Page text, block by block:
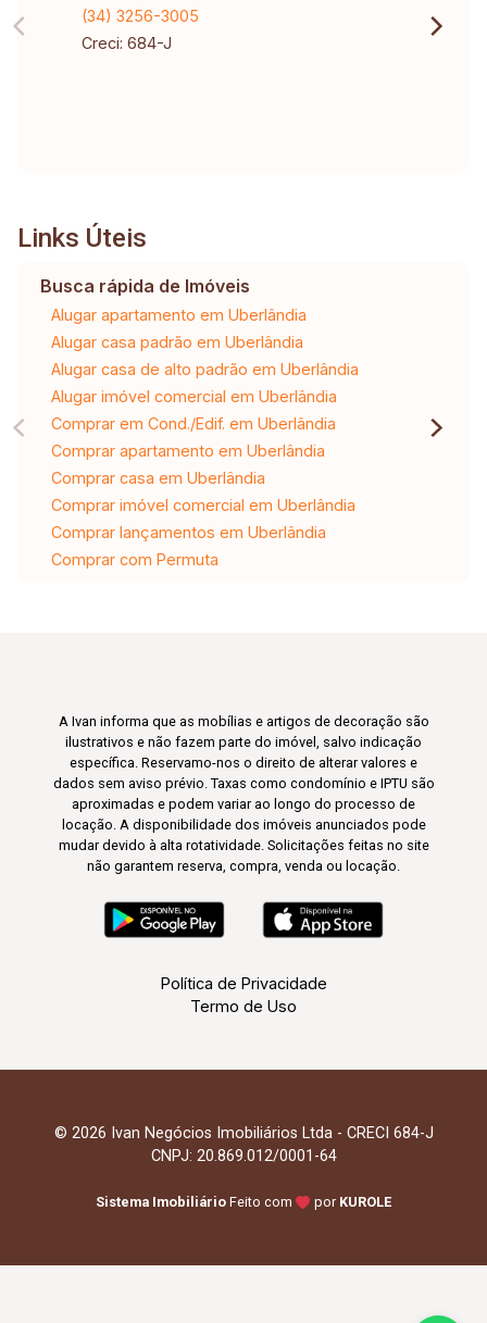
(34) 3256-3005
Creci: 684-J
Links Úteis
Busca rápida de Imóveis
Alugar apartamento em Uberlândia
Alugar casa padrão em Uberlândia
Alugar casa de alto padrão em Uberlândia
Alugar imóvel comercial em Uberlândia
Comprar em Cond./Edif. em Uberlândia
Comprar apartamento em Uberlândia
Comprar casa em Uberlândia
Comprar imóvel comercial em Uberlândia
Comprar lançamentos em Uberlândia
Comprar com Permuta
A Ivan informa que as mobílias e artigos de decoração são
ilustrativos e não fazem parte do imóvel, salvo indicação
específica. Reservamo-nos o direito de alterar valores e
dados sem aviso prévio. Taxas como condomínio e IPTU são
aproximadas e podem variar ao longo do processo de
locação. A disponibilidade dos imóveis anunciados pode
mudar devido à alta rotatividade. Solicitações feitas no site
não garantem reserva, compra, venda ou locação.
Política de Privacidade
Termo de Uso
© 2026 Ivan Negócios Imobiliários Ltda - CRECI 684-J
CNPJ: 20.869.012/0001-64
Sistema Imobiliário Feito com por KUROLE